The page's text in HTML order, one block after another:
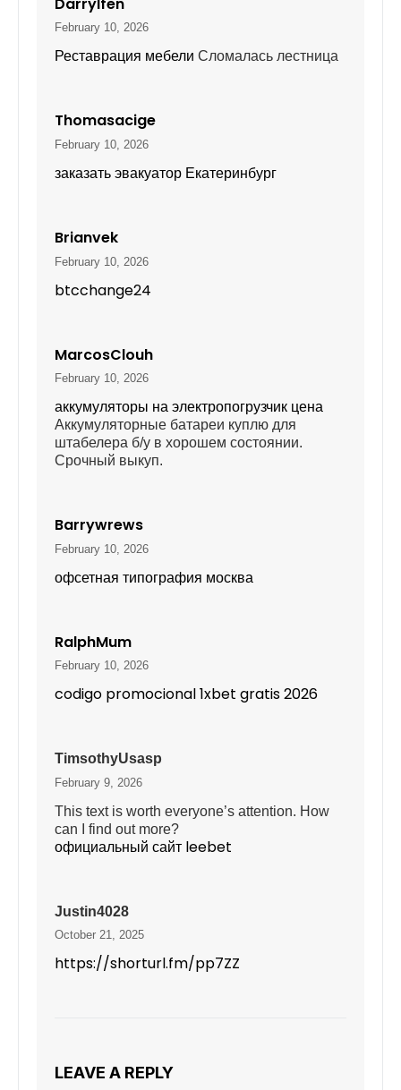
February 10, 2026
Реставрация мебели Сломалась лестница
Thomasacige
February 10, 2026
заказать эвакуатор Екатеринбург
Brianvek
February 10, 2026
btcchange24
MarcosClouh
February 10, 2026
аккумуляторы на электропогрузчик цена
Аккумуляторные батареи куплю для
штабелера б/у в хорошем состоянии.
Срочный выкуп.
Barrywrews
February 10, 2026
офсетная типография москва
RalphMum
February 10, 2026
codigo promocional 1xbet gratis 2026
TimsothyUsasp
February 9, 2026
This text is worth everyone’s attention. How
can I find out more?
официальный сайт leebet
Justin4028
October 21, 2025
https://shorturl.fm/pp7ZZ
LEAVE A REPLY